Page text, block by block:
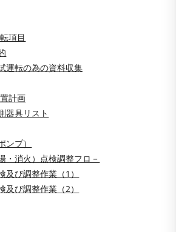
項目
運転の為の資料収集
計画
具リスト
プ）
・消火）点検調整フロ－
及び調整作業（1）
及び調整作業（2）